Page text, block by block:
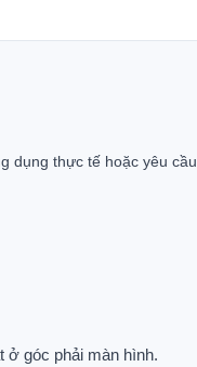
dụng thực tế hoặc yêu cầu
ở góc phải màn hình.